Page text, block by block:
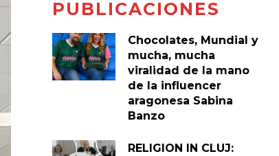
PUBLICACIONES
Chocolates, Mundial y
mucha, mucha
viralidad de la mano
de la influencer
aragonesa Sabina
Banzo
RELIGION IN CLUJ: